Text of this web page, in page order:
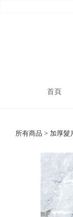
首頁
加厚
髮樂
所有商品 > 加厚髮